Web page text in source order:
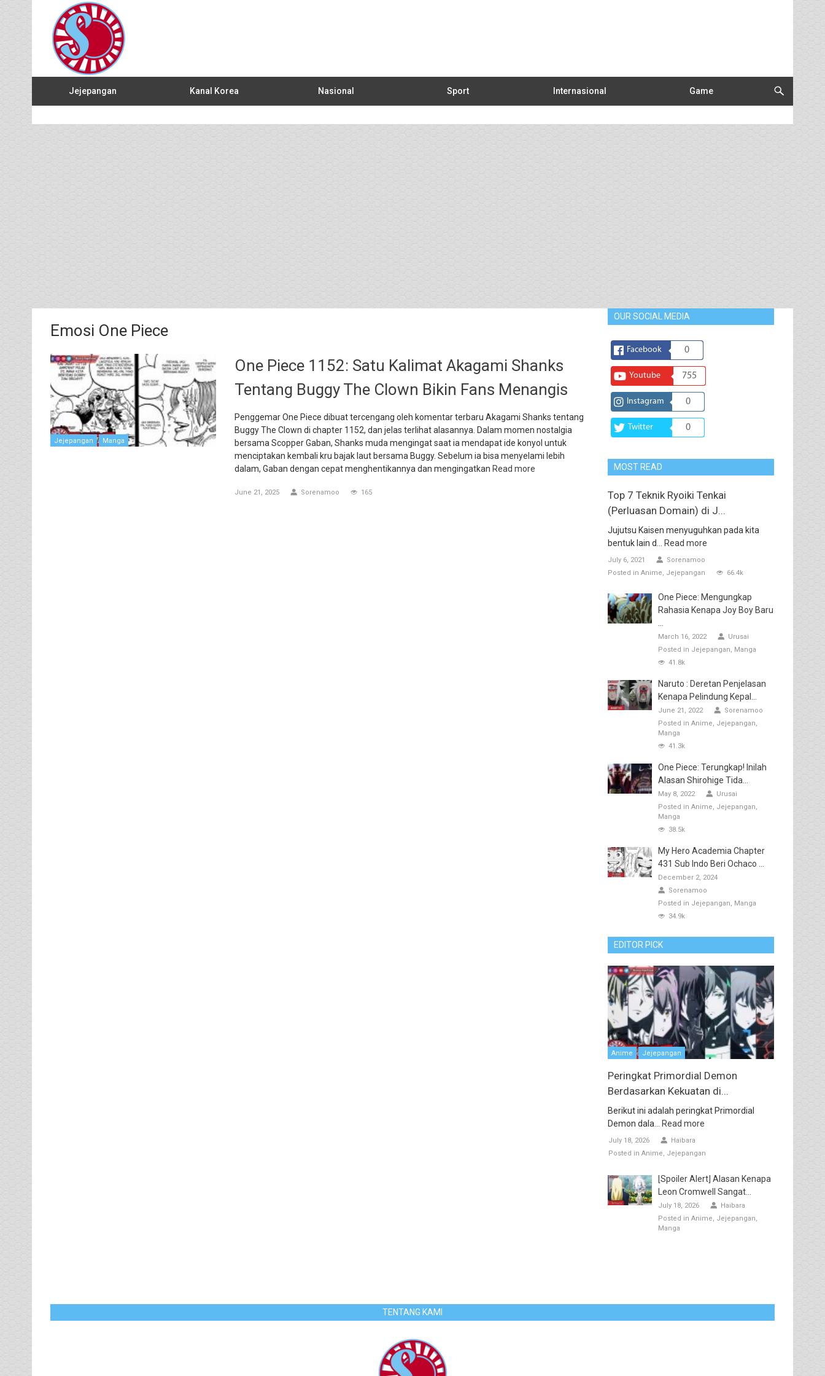
Jejepangan Kanal Korea Nasional Sport Internasional Game
Emosi One Piece
Jejepangan Manga
One Piece 1152: Satu Kalimat Akagami Shanks
Tentang Buggy The Clown Bikin Fans Menangis
Penggemar One Piece dibuat tercengang oleh komentar terbaru Akagami Shanks tentang
Buggy The Clown di chapter 1152, dan jelas terlihat alasannya. Dalam momen nostalgia
bersama Scopper Gaban, Shanks muda mengingat saat ia mendapat ide konyol untuk
menciptakan kembali kru bajak laut bersama Buggy. Sebelum ia bisa menyelami lebih
dalam, Gaban dengan cepat menghentikannya dan mengingatkan Read more
June 21, 2025 Sorenamoo 165
OUR SOCIAL MEDIA
Facebook 0
Youtube 755
Instagram 0
Twitter 0
MOST READ
Top 7 Teknik Ryoiki Tenkai
(Perluasan Domain) di J...
Jujutsu Kaisen menyuguhkan pada kita
bentuk lain d...
Read more
July 6, 2021
Sorenamoo
Posted in Anime Jejepangan 66.4k
One Piece: Mengungkap
Rahasia Kenapa Joy Boy Baru
March 16, 2022
Urusai
Posted in Jejepangan
Manga
41.8k
Naruto : Deretan Penjelasan
Kenapa Pelindung Kepal...
June 21, 2022
Sorenamoo
Posted in Anime
Jejepangan
Manga
41.3k
One Piece: Terungkap! Inilah
Alasan Shirohige Tida...
May 8, 2022
Urusai
Posted in Anime
Jejepangan
Manga
38.5k
My Hero Academia Chapter
431 Sub Indo Beri Ochaco ...
December 2, 2024
Sorenamoo
Posted in Jejepangan
Manga
34.9k
EDITOR PICK
Anime Jejepangan
Peringkat Primordial Demon
Berdasarkan Kekuatan di...
Berikut ini adalah peringkat Primordial
Demon dala...
Read more
July 18, 2026
Haibara
Posted in Anime Jejepangan
[Spoiler Alert] Alasan Kenapa
Leon Cromwell Sangat...
July 18, 2026
Haibara
Posted in Anime
Jejepangan
Manga
TENTANG KAMI